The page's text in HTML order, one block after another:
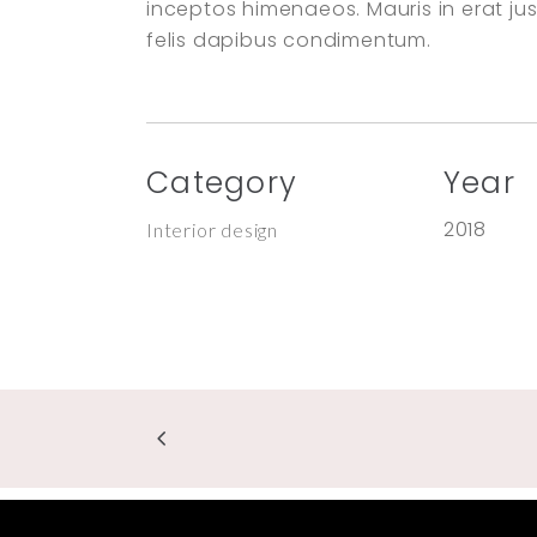
inceptos himenaeos. Mauris in erat
felis dapibus condimentum.
Category
Interior design
Year
2018